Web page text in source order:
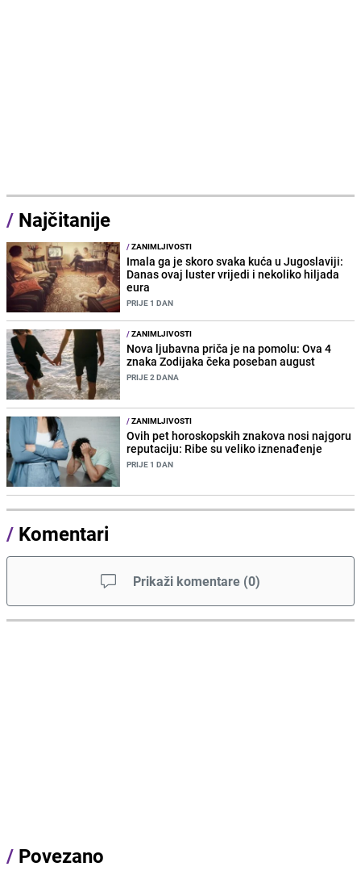
/ Najčitanije
/ZANIMLJIVOSTI
Imala ga je skoro svaka kuća u Jugoslaviji:
Danas ovaj luster vrijedi i nekoliko hiljada
eura
PRIJE 1 DAN
/ZANIMLJIVOSTI
Nova ljubavna priča je na pomolu: Ova 4
znaka Zodijaka čeka poseban august
PRIJE 2 DANA
/ZANIMLJIVOSTI
Ovih pet horoskopskih znakova nosi najgoru
reputaciju: Ribe su veliko iznenađenje
PRIJE 1 DAN
/ Komentari
Prikaži komentare (0)
/ Povezano